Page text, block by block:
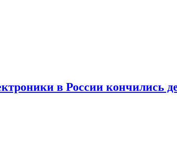
в России кончились